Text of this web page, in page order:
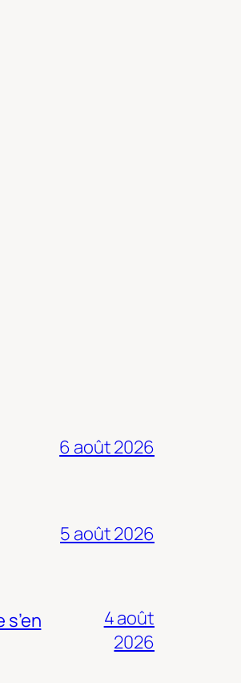
6 août 2026
5 août 2026
4 août
2026